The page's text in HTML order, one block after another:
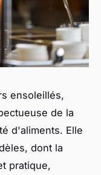
ensoleillés,
de la
d'aliments. Elle
dont la
pratique,